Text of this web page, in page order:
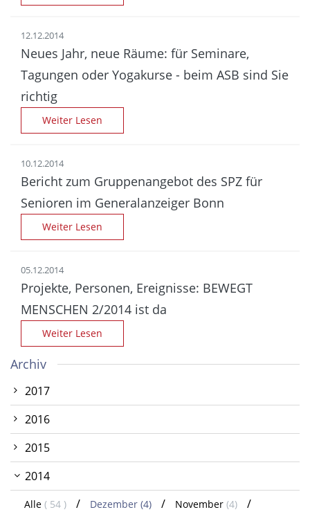
12.12.2014
Neues Jahr, neue Räume: für Seminare,
Tagungen oder Yogakurse - beim ASB sind Sie
richtig
Weiter Lesen
10.12.2014
Bericht zum Gruppen­angebot des SPZ für
Senioren im General­anzeiger Bonn
Weiter Lesen
05.12.2014
Projekte, Personen, Ereignisse: BEWEGT
MENSCHEN 2/2014 ist da
Weiter Lesen
Archiv
2017
2016
2015
2014
Alle ( 54 ) Dezember (4) November (4)